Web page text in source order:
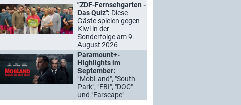
"ZDF-Fernsehgarten -
Das Quiz": Diese
Gäste spielen gegen
Kiwi in der
Sonderfolge am 9.
August 2026
Paramount+-
Highlights im
September:
"MobLand", "South
Park", "FBI", "DOC"
und "Farscape"